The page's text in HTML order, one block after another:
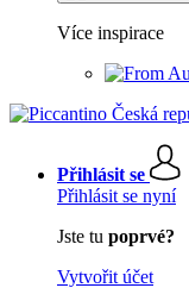
Více inspirace
Přihlásit se
Přihlásit se nyní
Jste tu poprvé?
Vytvořit účet